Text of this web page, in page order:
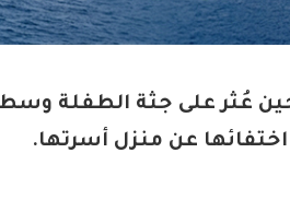
عُثر على جثة الطفلة
عن منزل أسرتها.